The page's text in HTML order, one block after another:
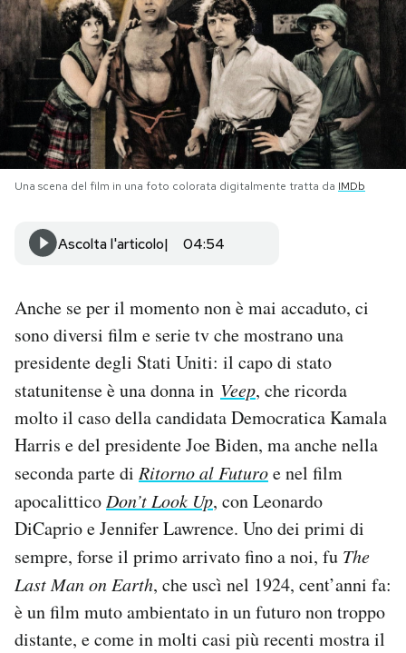
NEWSLETTER
I MIEI PREFERITI
SHOP
CALENDARIO
Area Personale
Notifiche mobile
Regala il Post
Hai bisogno di aiuto?
Esci
Una scena del film in una foto colorata digitalmente tratta da IMDb
Ascolta l'articolo 04:54
Anche se per il momento non è mai accaduto, ci
sono diversi film e serie tv che mostrano una
presidente degli Stati Uniti: il capo di stato
statunitense è una donna in Veep, che ricorda
molto il caso della candidata Democratica Kamala
Harris e del presidente Joe Biden, ma anche nella
seconda parte di Ritorno al Futuroe nel film
apocalitticoDon’t Look Up, con Leonardo
DiCaprio e Jennifer Lawrence. Uno dei primi di
sempre, forse il primo arrivato fino a noi, fu The
Last Man on Earth, che uscì nel 1924, cent’anni fa:
è un film muto ambientato in un futuro non troppo
distante, e come in molti casi più recenti mostra il